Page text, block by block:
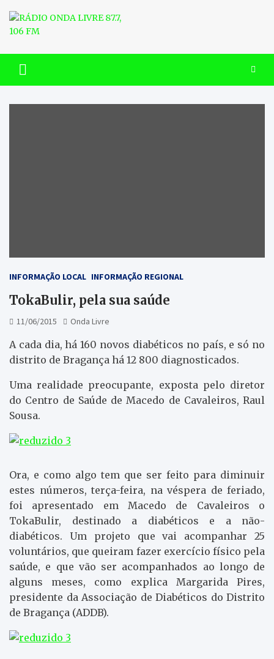
content
RÁDIO ONDA LIVRE 87.7, 106
FM
INFORMAÇÃO LOCAL INFORMAÇÃO REGIONAL
TokaBulir, pela sua saúde
11/06/2015 Onda Livre
A cada dia, há 160 novos diabéticos no país, e só no
distrito de Bragança há 12 800 diagnosticados.
Uma realidade preocupante, exposta pelo diretor
do Centro de Saúde de Macedo de Cavaleiros, Raul
Sousa.
Ora, e como algo tem que ser feito para diminuir
estes números, terça-feira, na véspera de feriado,
foi apresentado em Macedo de Cavaleiros o
TokaBulir, destinado a diabéticos e a não-
diabéticos. Um projeto que vai acompanhar 25
voluntários, que queiram fazer exercício físico pela
saúde, e que vão ser acompanhados ao longo de
alguns meses, como explica Margarida Pires,
presidente da Associação de Diabéticos do Distrito
de Bragança (ADDB).